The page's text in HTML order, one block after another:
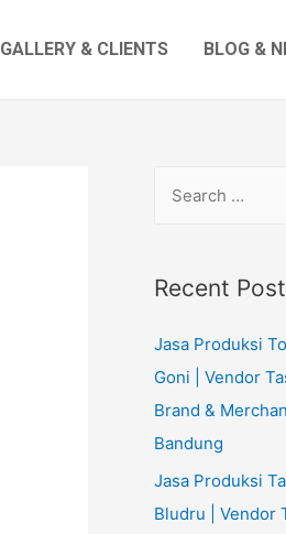
GALLERY & CLIENTS BLOG &
r
h
f
o
r
:
Recent
Jasa Produksi
Goni | Vendor
Brand &
Bandung
Jasa Produksi
Bludru | Vendor